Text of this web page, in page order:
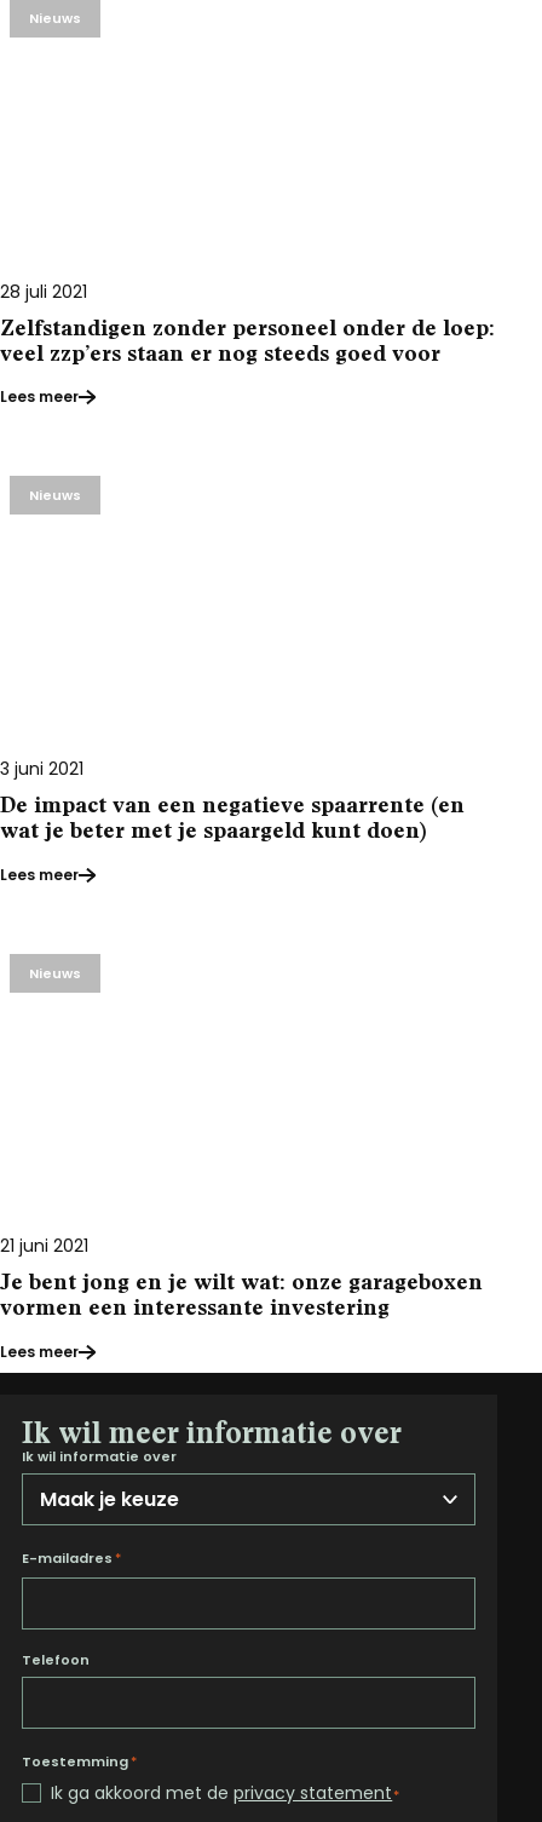
28 juli 2021
Zelfstandigen zonder personeel onder de loep:
veel zzp’ers staan er nog steeds goed voor
Lees meer
Nieuws
3 juni 2021
De impact van een negatieve spaarrente (en
wat je beter met je spaargeld kunt doen)
Lees meer
Nieuws
21 juni 2021
Je bent jong en je wilt wat: onze garageboxen
vormen een interessante investering
Lees meer
Nieuws
Ik wil meer informatie over
Ik wil informatie over
E-mailadres *
Telefoon
Toestemming*
Ik ga akkoord met deprivacy statement*